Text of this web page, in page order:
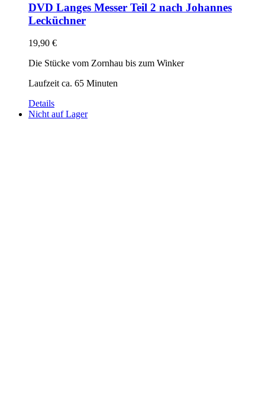
DVD Langes Messer Teil 2 nach Johannes
Lecküchner
19,90 €
Die Stücke vom Zornhau bis zum Winker
Laufzeit ca. 65 Minuten
Details
Nicht auf Lager